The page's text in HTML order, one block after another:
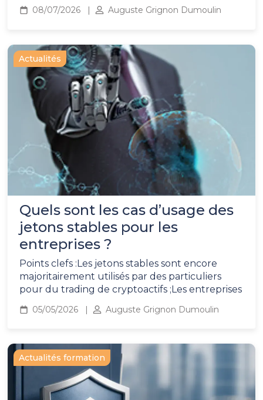
08/07/2026 Auguste Grignon Dumoulin
Actualités
Quels sont les cas d’usage des
jetons stables pour les
entreprises ?
Points clefs :Les jetons stables sont encore
majoritairement utilisés par des particuliers
pour du trading de cryptoactifs ;Les entreprises
05/05/2026 Auguste Grignon Dumoulin
Actualités formation